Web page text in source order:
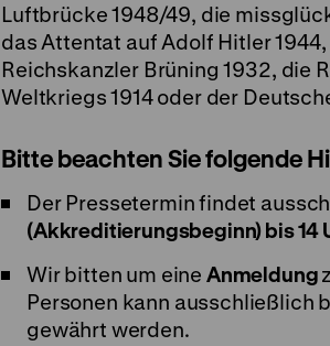
Luftbrücke 1948/49, die
das Attentat auf Adolf Hitler
Reichskanzler Brüning 1932, die
Weltkriegs 1914 oder der
Bitte beachten Sie folgende
Der Pressetermin findet
(Akkreditierungsbeginn) bis 14
Wir bitten um eine Anmeldung
Personen kann ausschließlich
gewährt werden.